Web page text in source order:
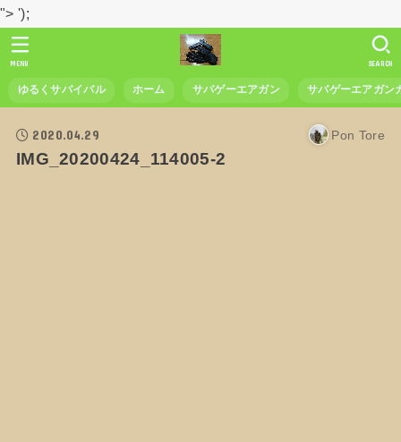
"> ');
ゆるくサバイバル ホーム サバゲーエアガン サバゲーエアガン
SEARCH
MENU
2020.04.29 Pon Tore
IMG_20200424_114005-2